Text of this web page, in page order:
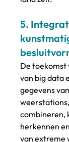
5.
De
van big data
gegevens
combineren,
herkennen
van extreme